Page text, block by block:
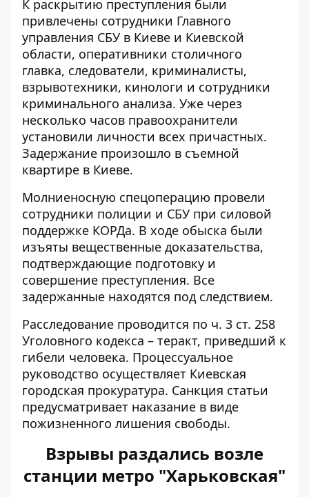
К раскрытию преступления были
привлечены сотрудники Главного
управления СБУ в Киеве и Киевской
области, оперативники столичного
главка, следователи, криминалисты,
взрывотехники, кинологи и сотрудники
криминального анализа. Уже через
несколько часов правоохранители
установили личности всех причастных.
Задержание произошло в съемной
квартире в Киеве.
Молниеносную спецоперацию провели
сотрудники полиции и СБУ при силовой
поддержке КОРДа. В ходе обыска были
изъяты вещественные доказательства,
подтверждающие подготовку и
совершение преступления. Все
задержанные находятся под следствием.
Расследование проводится по ч. 3 ст. 258
Уголовного кодекса – теракт, приведший к
гибели человека. Процессуальное
руководство осуществляет Киевская
городская прокуратура. Санкция статьи
предусматривает наказание в виде
пожизненного лишения свободы.
Взрывы раздались возле
станции метро "Харьковская"